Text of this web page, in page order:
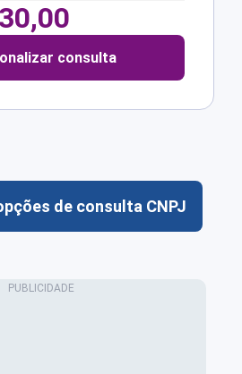
30,00
consulta
de consulta CNPJ